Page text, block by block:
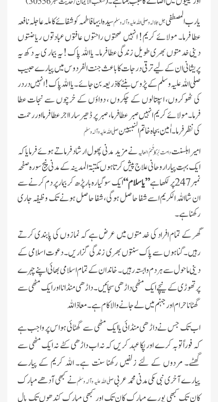
یارب المصطفیجل جلالہ و صلی اللہ علیہ وآلہ وسلمسیدہ ابیہا فاطمہ کو شفائے کاملہ عاجلہ نافعہ
عطا فرما۔ مولائے کریم! انہیں صحتوں راحتوں عافتوں عبادتوں ریاضتوں
دینی خدمتوں بھری طویل زندگی عطا فرما۔ یا اللہ پاک !یہ بیمار ی یہ دکھ یہ
پریشانی ان کے لیے ترقی درجات کا باعث جنت الفردوس میں پیارے حبیب
صلی اللہ علیہ وسلم کے پڑوس بننے کا ذریعہ بن جائے۔ یا اللہ پاک! انہیں در در
کی ٹھوکروں، اسپتالوں کے چکروں ، دواؤں کے خرچوں سے نجات عطا
فرما۔ مولائے کریم انہیں صبر عطا فرما، صبر پر ڈھیر سار ا اجر عطا فرمااور رحمت
کی نظر فرما ۔ اٰمین بجاہ خاتم النبیینصلی اللہ علیہ وآلہ وسلم
امیر اہلسنتدامت بَرَکَاتُہمُ العالیہنے مزید مدنی پھول ارشاد فرماتے ہوئے فرمایا کہ
ایک بہت پیارا روحانی علاج پیش کرتا ہوں مکتبۃ المدینہ کے مدنی پنج سورہ صفحہ
نمبر 247 پر لکھا ہے
”یاسلام“ایک سو گیارہ بار پڑھ کر بیمار پر دم کرنے سے
ان شااللہ الکریم اسے شفا حاصل ہوگی، شفا حاصل ہونے تک وظیفہ جاری
رکھنا ہے۔
گھر کے تمام افراد کی خدمتوں میں عرض ہے کہ نمازوں کی پابندی کرتے
رہیں۔ گناہوں سے پاک سنتوں بھری زندگی گزار یں۔ دعوت اسلامی کے
دینی ماحول سے ہر دم وابستہ رہیں۔ خاندان کے تمام اسلامی بھائی اپنے چہرے
پرتھوڑی کے نیچے ایک مٹھی داڑھی سجائیں۔ داڑھی منڈانا اور ایک مٹھی سے
گھٹانا حرام اور جہنم میں لے جانے والا کام ہے۔ معا ذا للہ
اب تک جس نے داڑ ھی منڈائی یا ایک مٹھی سے گھٹائی ہو اس پر واجب ہے
کہ فوراً توبہ کرے اور پکا عہد کر یں کہ نہ اب داڑھی کٹے نہ ایک مٹھی سے
گھٹے۔ مردوں کے لئے زلفیں رکھنا سنت ہے۔ اللہ کریم کے پیارے
پیارے آخری نبی مکی مدنی محمد عربیصلی اللہ علیہ وآلہ وسلمنے کبھی آدھے مبارک
کان تک کبھی پورے مبارک کان تک اور کبھی مبارک کندھوں تک بال